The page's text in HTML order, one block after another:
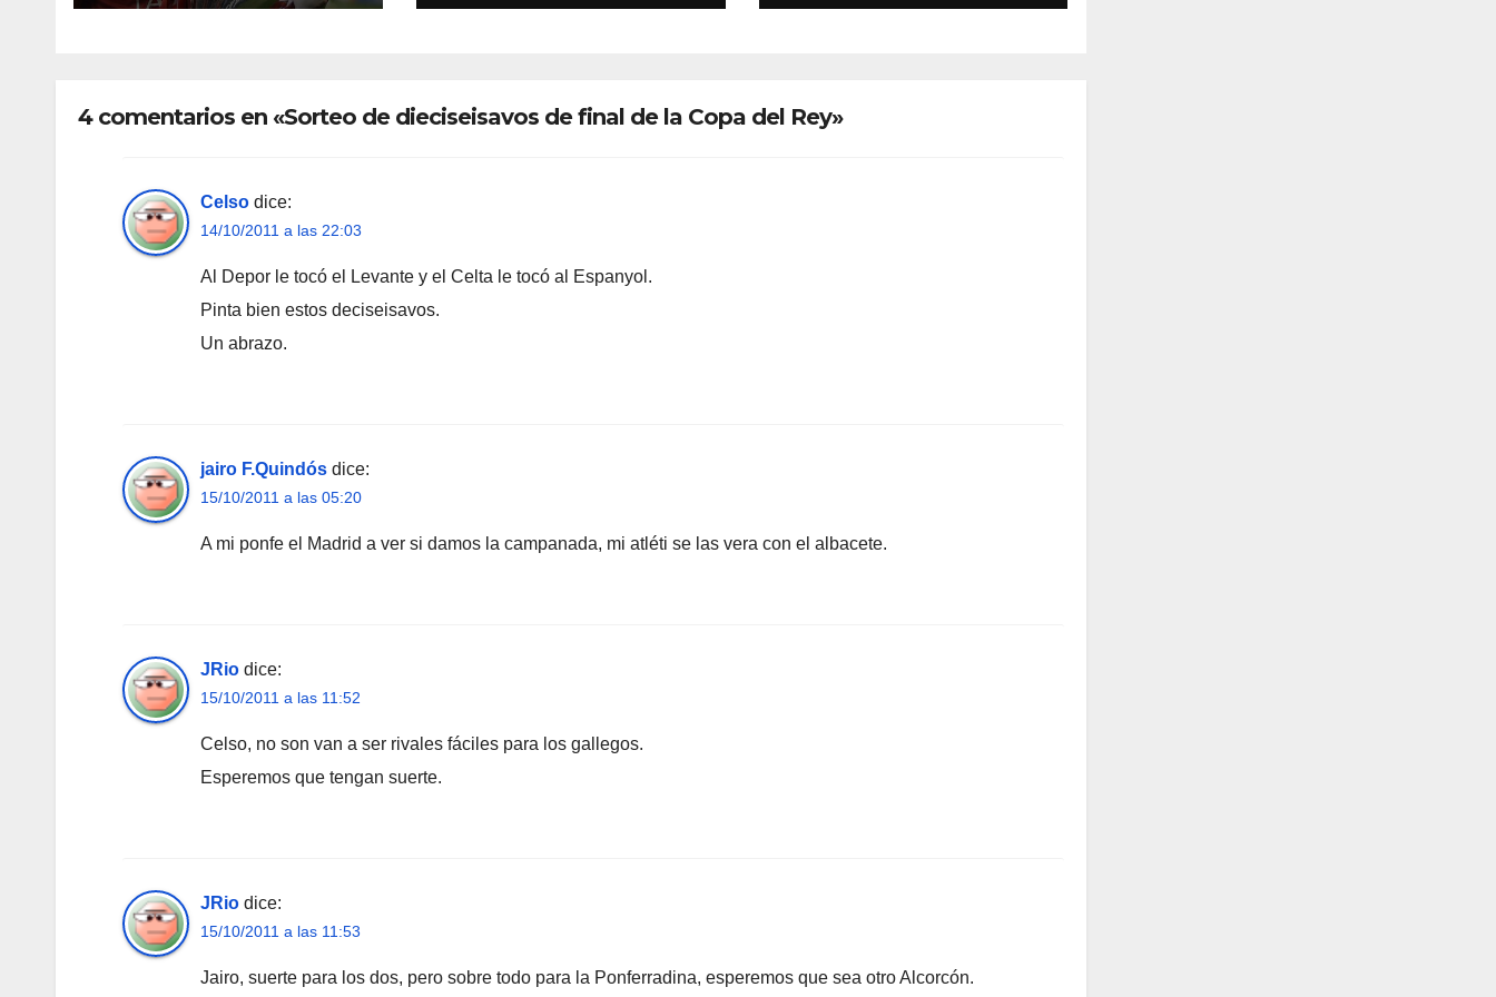
4 comentarios en «Sorteo de dieciseisavos de final de la Copa del Rey»
Celso dice:
14/10/2011 a las 22:03
Al Depor le tocó el Levante y el Celta le tocó al Espanyol.
Pinta bien estos deciseisavos.
Un abrazo.
jairo F.Quindós dice:
15/10/2011 a las 05:20
A mi ponfe el Madrid a ver si damos la campanada, mi atléti se las vera con el albacete.
JRio dice:
15/10/2011 a las 11:52
Celso, no son van a ser rivales fáciles para los gallegos.
Esperemos que tengan suerte.
JRio dice:
15/10/2011 a las 11:53
Jairo, suerte para los dos, pero sobre todo para la Ponferradina, esperemos que sea otro Alcorcón.